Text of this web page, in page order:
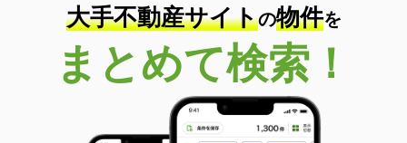
大手不動産サイトの物件を
まとめて検索！